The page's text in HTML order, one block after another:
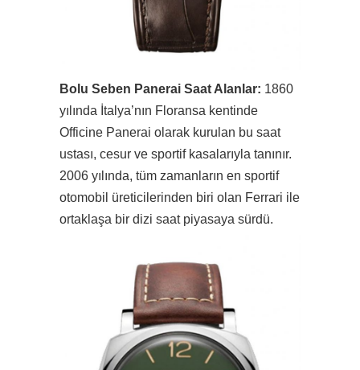
Bolu Seben Panerai Saat Alanlar: 1860
yılında İtalya’nın Floransa kentinde
Officine Panerai olarak kurulan bu saat
ustası, cesur ve sportif kasalarıyla tanınır.
2006 yılında, tüm zamanların en sportif
otomobil üreticilerinden biri olan Ferrari ile
ortaklaşa bir dizi saat piyasaya sürdü.